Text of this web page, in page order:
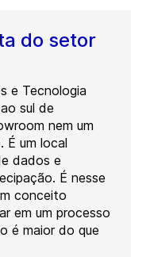
do setor
e Tecnologia
sul de
nem um
É um local
dados e
É nesse
conceito
em um processo
é maior do que